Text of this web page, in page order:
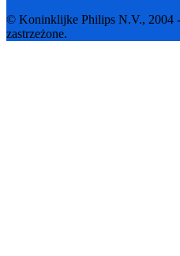
© Koninklijke Philips N.V., 2004
zastrzeżone.